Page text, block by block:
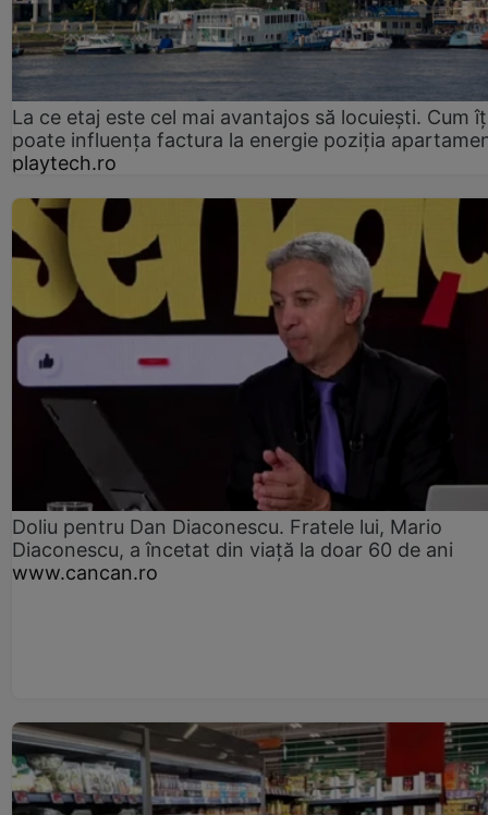
La ce etaj este cel mai avantajos să locuiești. Cum
poate influența factura la energie poziția
playtech.ro
Doliu pentru Dan Diaconescu. Fratele lui, Mario
Diaconescu, a încetat din viață la doar 60 de ani
www.cancan.ro